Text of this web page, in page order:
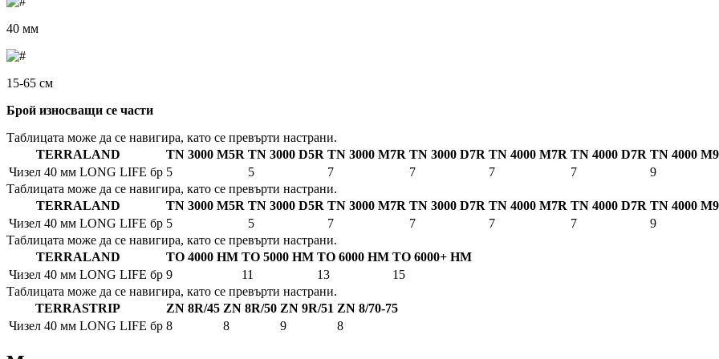
40 мм
15-65 см
Брой износващи се части
Таблицата може да се навигира, като се превърти настрани.
TERRALAND
TN 3000 M5R TN 3000 D5R TN 3000 M7R TN 3000 D7R TN 4000 M7R TN 4000 D7R TN 4000
Чизел 40 мм LONG LIFE бр 5 5 7 7 7 7
9
Таблицата може да се навигира, като се превърти настрани.
TERRALAND
TN 3000 M5R TN 3000 D5R TN 3000 M7R TN 3000 D7R TN 4000 M7R TN 4000 D7R TN 4000
Чизел 40 мм LONG LIFE бр 5 5 7 7 7 7
9
Таблицата може да се навигира, като се превърти настрани.
TERRALAND
TO 4000 HM TO 5000 HM TO 6000 HM TO 6000+ HM
Чизел 40 мм LONG LIFE бр 9 11 13
15
Таблицата може да се навигира, като се превърти настрани.
TERRASTRIP
ZN 8R/45 ZN 8R/50 ZN 9R/51 ZN 8/70-75
Чизел 40 мм LONG LIFE бр 8 8 9 8